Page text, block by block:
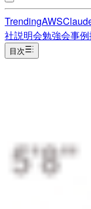
TrendingAWS
社説明会勉強会事例
目次